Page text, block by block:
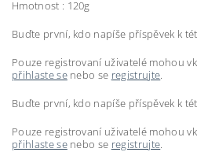
Hmotnost : 120g
Buďte první, kdo napíše příspěvek k
Pouze registrovaní uživatelé mohou
přihlaste senebo se registrujte.
Buďte první, kdo napíše příspěvek k
Pouze registrovaní uživatelé mohou
přihlaste senebo se registrujte.